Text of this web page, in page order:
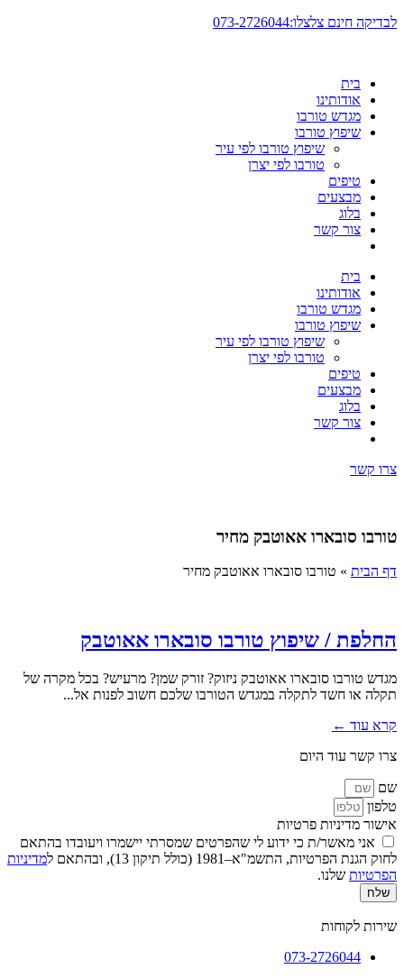
דלג
לבדיקה חינם צלצלו:073-2726044
בית
אודותינו
מגדש טורבו
שיפוץ טורבו
שיפוץ טורבו לפי עיר
טורבו לפי יצרן
טיפים
מבצעים
בלוג
צור קשר
בית
אודותינו
מגדש טורבו
שיפוץ טורבו
שיפוץ טורבו לפי עיר
טורבו לפי יצרן
טיפים
מבצעים
בלוג
צור קשר
צרו קשר
טורבו סובארו אאוטבק מחיר
דף הבית » טורבו סובארו אאוטבק מחיר
החלפת / שיפוץ טורבו סובארו אאוטבק
מגדש טורבו סובארו אאוטבק ניזוק? זורק שמן? מרעיש? בכל מקרה של
תקלה או חשד לתקלה במגדש הטורבו שלכם חשוב לפנות אל...
קרא עוד ←
צרו קשר עוד היום
שם
טלפון
אישור מדיניות פרטיות
אני מאשר/ת כי ידוע לי שהפרטים שמסרתי יישמרו ויעובדו בהתאם
לחוק הגנת הפרטיות, התשמ"א–1981 (כולל תיקון 13), ובהתאם ל
מדיניות
הפרטיות שלנו.
שלח
שירות לקוחות
073-2726044